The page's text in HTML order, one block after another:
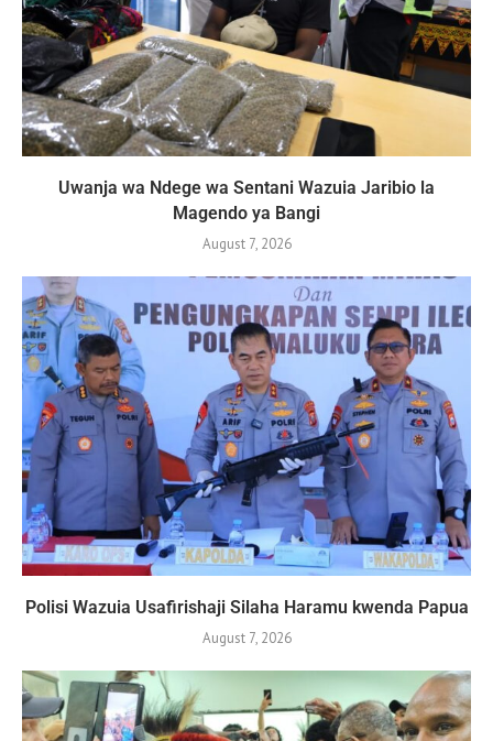
Uwanja wa Ndege wa Sentani Wazuia Jaribio la
Magendo ya Bangi
August 7, 2026
Polisi Wazuia Usafirishaji Silaha Haramu kwenda Papua
August 7, 2026